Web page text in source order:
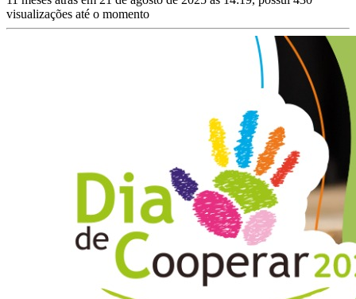
visualizações até o momento